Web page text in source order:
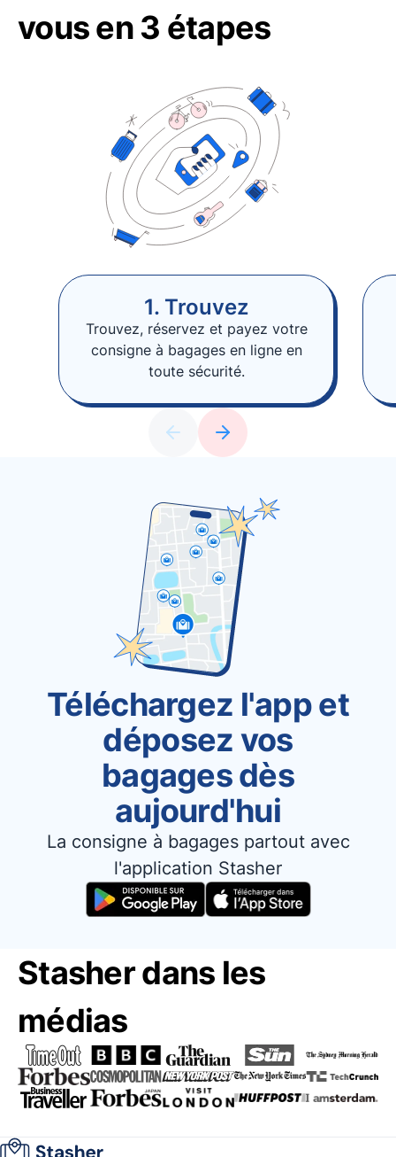
vous en 3 étapes
1. Trouvez
Trouvez, réservez et payez votre
consigne à bagages en ligne en
toute sécurité.
Téléchargez l'app et
déposez vos
bagages dès
aujourd'hui
La consigne à bagages partout avec
l'application Stasher
Stasher dans les
médias